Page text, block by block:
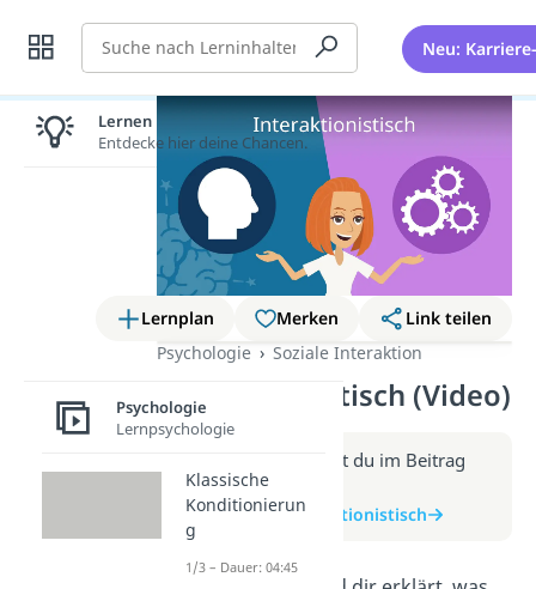
Suche Neu:
Lernplan Merken
Link teilen
Psychologie
Soziale Interaktion
Interaktionistisch (Video)
Weitere Infos erhältst du im Beitrag
zum Video
zum Beitrag: Interaktionistisch
Lernen lohnt sich!
Entdecke hier deine Chancen.
Psychologie
Lernpsychologie
Klassische
Konditionierun
g
1/3 – Dauer: 04:45